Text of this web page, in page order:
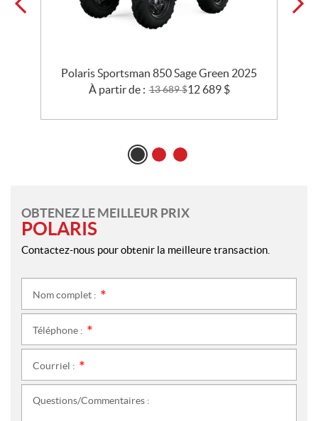
Polaris Sportsman 850 Sage Green 2025
À partir de : 13 689$12 689 $
OBTENEZ LE MEILLEUR PRIX
POLARIS
Contactez-nous pour obtenir la meilleure transaction.
Nom complet :
Téléphone :
Courriel :
Questions/Commentaires :